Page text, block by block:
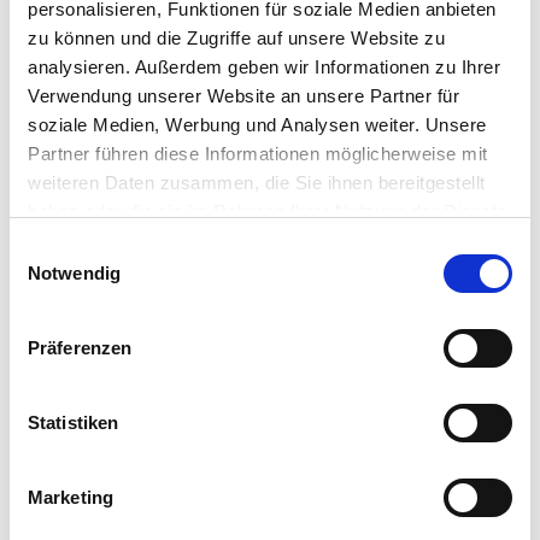
personalisieren, Funktionen für soziale Medien anbieten
zu können und die Zugriffe auf unsere Website zu
analysieren. Außerdem geben wir Informationen zu Ihrer
Verwendung unserer Website an unsere Partner für
soziale Medien, Werbung und Analysen weiter. Unsere
Partner führen diese Informationen möglicherweise mit
weiteren Daten zusammen, die Sie ihnen bereitgestellt
betätigen Sie anschließend den "OK"-Button:
Notwendig
Präferenzen
Statistiken
Marketing
Pflegetipps
Produktspezifisch
Standort
sonnig, warm und geschützt
vorzugsweise Tomaten- und Gemüseerde verwenden
regelmäßig Tomatendünger oder Asihum Bio Universaldünger
Zubehör Produkte